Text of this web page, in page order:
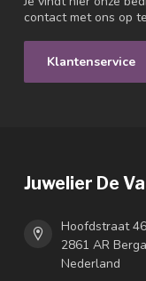
contact met ons op
Klantenservice
Juwelier De
Hoofdstraat 46
2861 AR
Nederland